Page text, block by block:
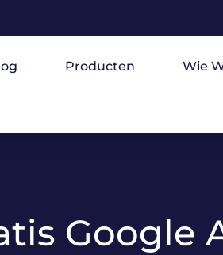
Producten Wie
Google